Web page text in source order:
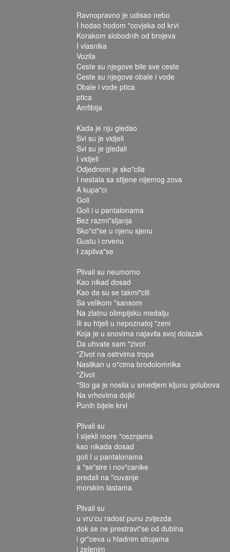
Ravnopravno je udisao nebo
I hodao hodom "covjeka od krvi
Korakom slobodnih od brojeva
I vlasnika
Vozila
Ceste su njegove bile sve ceste
Ceste su njegove obale i vode
Obale i vode ptica
ptica
Amfibija
Kada je nju gledao
Svi su je vidjeli
Svi su je gledali
I vidjeli
Odjednom je sko"cila
I nestala sa stijene nijemog zova
A kupa"ci
Goli
Goli i u pantalonama
Bez razmi"sljanja
Sko"ci"se u njenu sjenu
Gustu i crvenu
I zapliva"se
Plivali su neumorno
Kao nikad dosad
Kao da su se takmi"cili
Sa velikom "sansom
Na zlatnu olimpijsku medalju
Ili su htjeli u nepoznatoj "zeni
Koja je u snovima najavila svoj dolazak
Da uhvate sam "zivot
"Zivot na ostrvima tropa
Naslikan u o"cima brodolomnika
"Zivot
"Sto ga je nosila u smedjem kljunu golubova
Na vrhovima dojki
Punih bijele krvi
Plivali su
I sijekli more "ceznjama
kao nikada dosad
goli I u pantalonama
a "se"sire i nov"canike
predali na "cuvanje
morskim lastama
Plivali su
u vru'cu radost punu zvijezda
dok se ne prestravi"se od dubina
i gr"ceva u hladnim strujama
i zelenim